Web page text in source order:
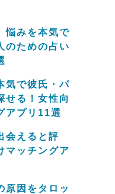
悩みを本気で
のための占い
気で彼氏・パ
せる！女性向
アプリ11選
会えると評
マッチングア
原因をタロッ